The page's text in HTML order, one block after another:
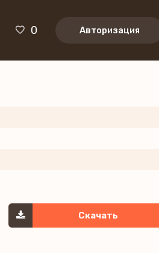
0 Авторизация
Скачать